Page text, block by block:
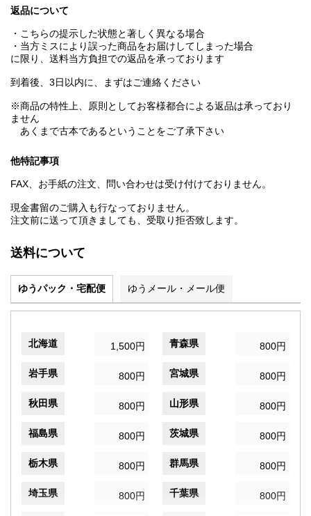
返品について
・こちらの提示した状態と著しく異なる場合
・当方ミスにより誤った商品をお届けしてしまった場合
に限り、送料当方負担での返品を承っております
到着後、3日以内に、まずはご連絡ください
※商品の特性上、原則としてお客様都合による返品は承っており
ません
あくまで古本であるということをご了承下さい
他特記事項
FAX、お手紙の注文、問い合わせは受け付けておりません。
現金書留のご購入も行なっておりません。
注文前に送って頂きましても、受取り拒否致します。
送料について
ゆうパック・宅配便 ゆうメール・メール便
北海道 1,500円 青森県 800円
岩手県 800円 宮城県 800円
秋田県 800円 山形県 800円
福島県 800円 茨城県 800円
栃木県 800円 群馬県 800円
埼玉県 800円 千葉県 800円